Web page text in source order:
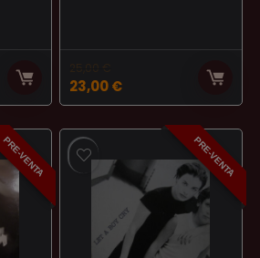
25,00 €
El
precio
era:
25,00 €.
23,00€El
precio
actual
23,00 €.
PRE-VENTA PRE-VENTA